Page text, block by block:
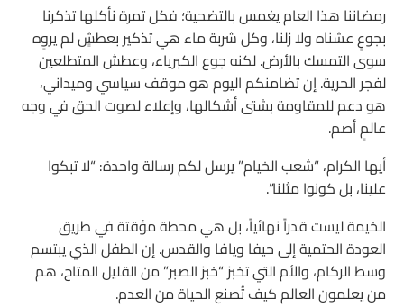
رمضاننا هذا العام يغمس بالتضحية؛ فكل تمرة نأكلها تذكرنا
بجوعٍ عشناه ولا زلنا، وكل شربة ماء هي تذكير بعطشٍ لم يروِه
سوى التمسك بالأرض. لكنه جوع الكبرياء، وعطش المتطلعين
لفجر الحرية. إن تضامنكم اليوم هو موقف سياسي وميداني،
هو دعم للمقاومة بشتى أشكالها، وإعلاء لصوت الحق في وجه
عالمٍ أصم.
أيها الكرام، “شعب الخيام” يرسل لكم رسالة واحدة: “لا تبكوا
علينا، بل كونوا مثلنا”.
الخيمة ليست قدراً نهائياً، بل هي محطة مؤقتة في طريق
العودة الحتمية إلى حيفا ويافا والقدس. إن الطفل الذي يبتسم
وسط الركام، والأم التي تخبز “خبز الصبر” من القليل المتاح، هم
من يعلمون العالم كيف تُصنع الحياة من العدم.